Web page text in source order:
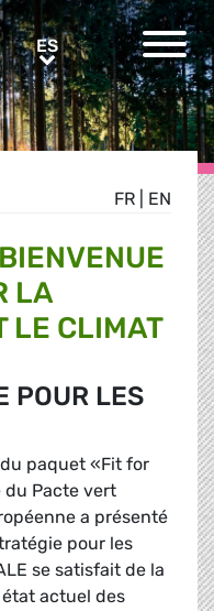
ESES
FR EN
LA
LE CLIMAT
POUR LES
paquet «Fit for
du Pacte vert
a présenté
pour les
se satisfait de la
actuel des